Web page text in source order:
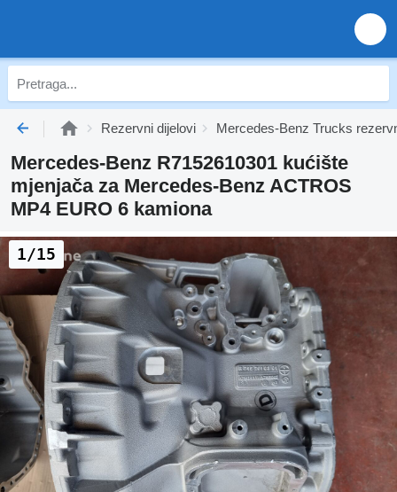
Rezervni dijelovi Mercedes-Benz Trucks
Mercedes-Benz R7152610301 kućište
mjenjača za Mercedes-Benz ACTROS
MP4 EURO 6 kamiona
1/15